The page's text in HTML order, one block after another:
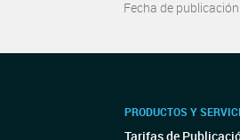
Fecha de
PRODUCTOS Y
Tarifas de